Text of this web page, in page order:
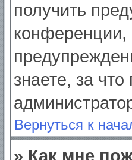
получить
конференции,
знаете, за
Вернуться к
» Как мне